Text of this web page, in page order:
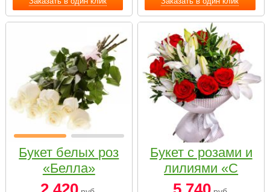
Букет белых роз
«Белла»
Букет с розами и
лилиями «С
наилучшими